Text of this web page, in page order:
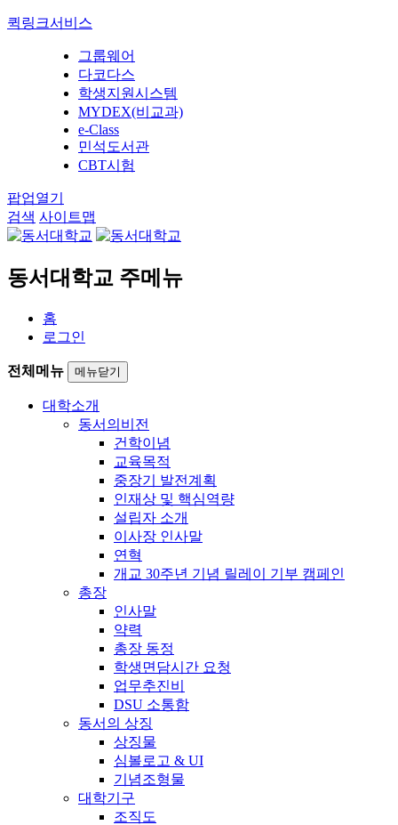
퀵링크서비스
그룹웨어
다코다스
학생지원시스템
MYDEX(비교과)
e-Class
민석도서관
CBT시험
팝업열기
검색 사이트맵
동서대학교 주메뉴
홈
로그인
전체메뉴 메뉴닫기
대학소개
동서의비전
건학이념
교육목적
중장기 발전계획
인재상 및 핵심역량
설립자 소개
이사장 인사말
연혁
개교 30주년 기념 릴레이 기부 캠페인
총장
인사말
약력
총장 동정
학생면담시간 요청
업무추진비
DSU 소통함
동서의 상징
상징물
심볼로고 & UI
기념조형물
대학기구
조직도